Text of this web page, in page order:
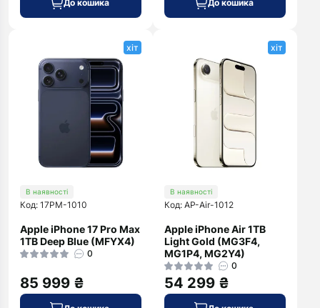
До кошика До кошика
хіт
В наявності
Код: 17PM-1010
Apple iPhone 17 Pro Max
1TB Deep Blue (MFYX4)
0
85 999 ₴
хіт
В наявності
Код: AP-Air-1012
Apple iPhone Air 1TB
Light Gold (MG3F4,
MG1P4, MG2Y4)
0
54 299 ₴